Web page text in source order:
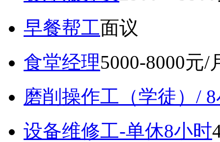
早餐帮工面议
食堂经理5000-8000元/
磨削操作工（学徒）/
设备维修工-单休8小时